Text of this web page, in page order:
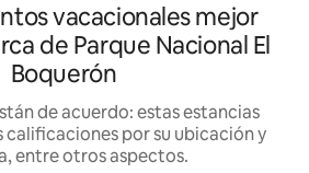
vacacionales mejor
de Parque Nacional El
Boquerón
de acuerdo: estas estancias
por su ubicación y
entre otros aspectos.